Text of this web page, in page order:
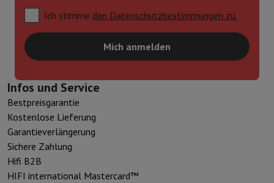
Ich stimme den Datenschutzbestimmungen zu.
Mich anmelden
Infos und Service
Bestpreisgarantie
Kostenlose Lieferung
Garantieverlängerung
Sichere Zahlung
Hifi B2B
HIFI international Mastercard™